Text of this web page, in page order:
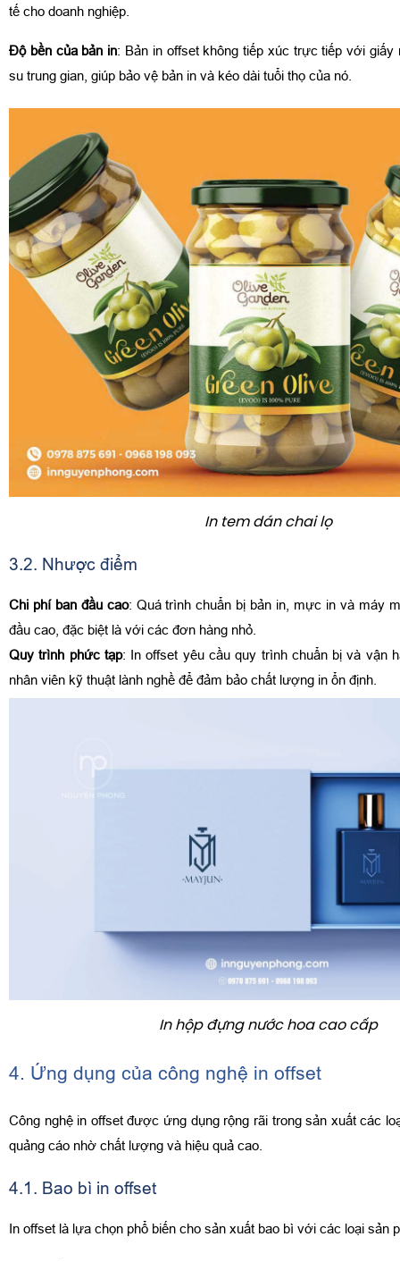
tế cho doanh nghiệp.
Độ bền của bản in: Bản in offset không tiếp xúc trực tiếp với
su trung gian, giúp bảo vệ bản in và kéo dài tuổi thọ của nó.
In tem dán chai lọ
3.2. Nhược điểm
Chi phí ban đầu cao: Quá trình chuẩn bị bản in, mực in và máy
đầu cao, đặc biệt là với các đơn hàng nhỏ.
Quy trình phức tạp: In offset yêu cầu quy trình chuẩn bị và vận
nhân viên kỹ thuật lành nghề để đảm bảo chất lượng in ổn định.
In hộp đựng nước hoa cao cấp
4. Ứng dụng của công nghệ in offset
Công nghệ in offset được ứng dụng rộng rãi trong sản xuất các
quảng cáo nhờ chất lượng và hiệu quả cao.
4.1. Bao bì in offset
In offset là lựa chọn phổ biến cho sản xuất bao bì với các loại sản